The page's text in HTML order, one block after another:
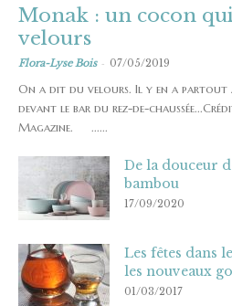
Monak : un cocon
velours
Flora-Lyse Bois - 07/05/2019
On a dit du velours. Il y en a partout
devant le bar du rez-de-
Magazine. ......
De la douceur
bambou
17/09/2020
Les fêtes dans
les nouveaux
01/03/2017